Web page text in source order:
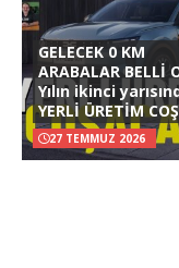
GELECEK 0 KM
ARABALAR BELLİ
Yılın ikinci
YERLİ ÜRETİM
27 TEMMUZ 2026